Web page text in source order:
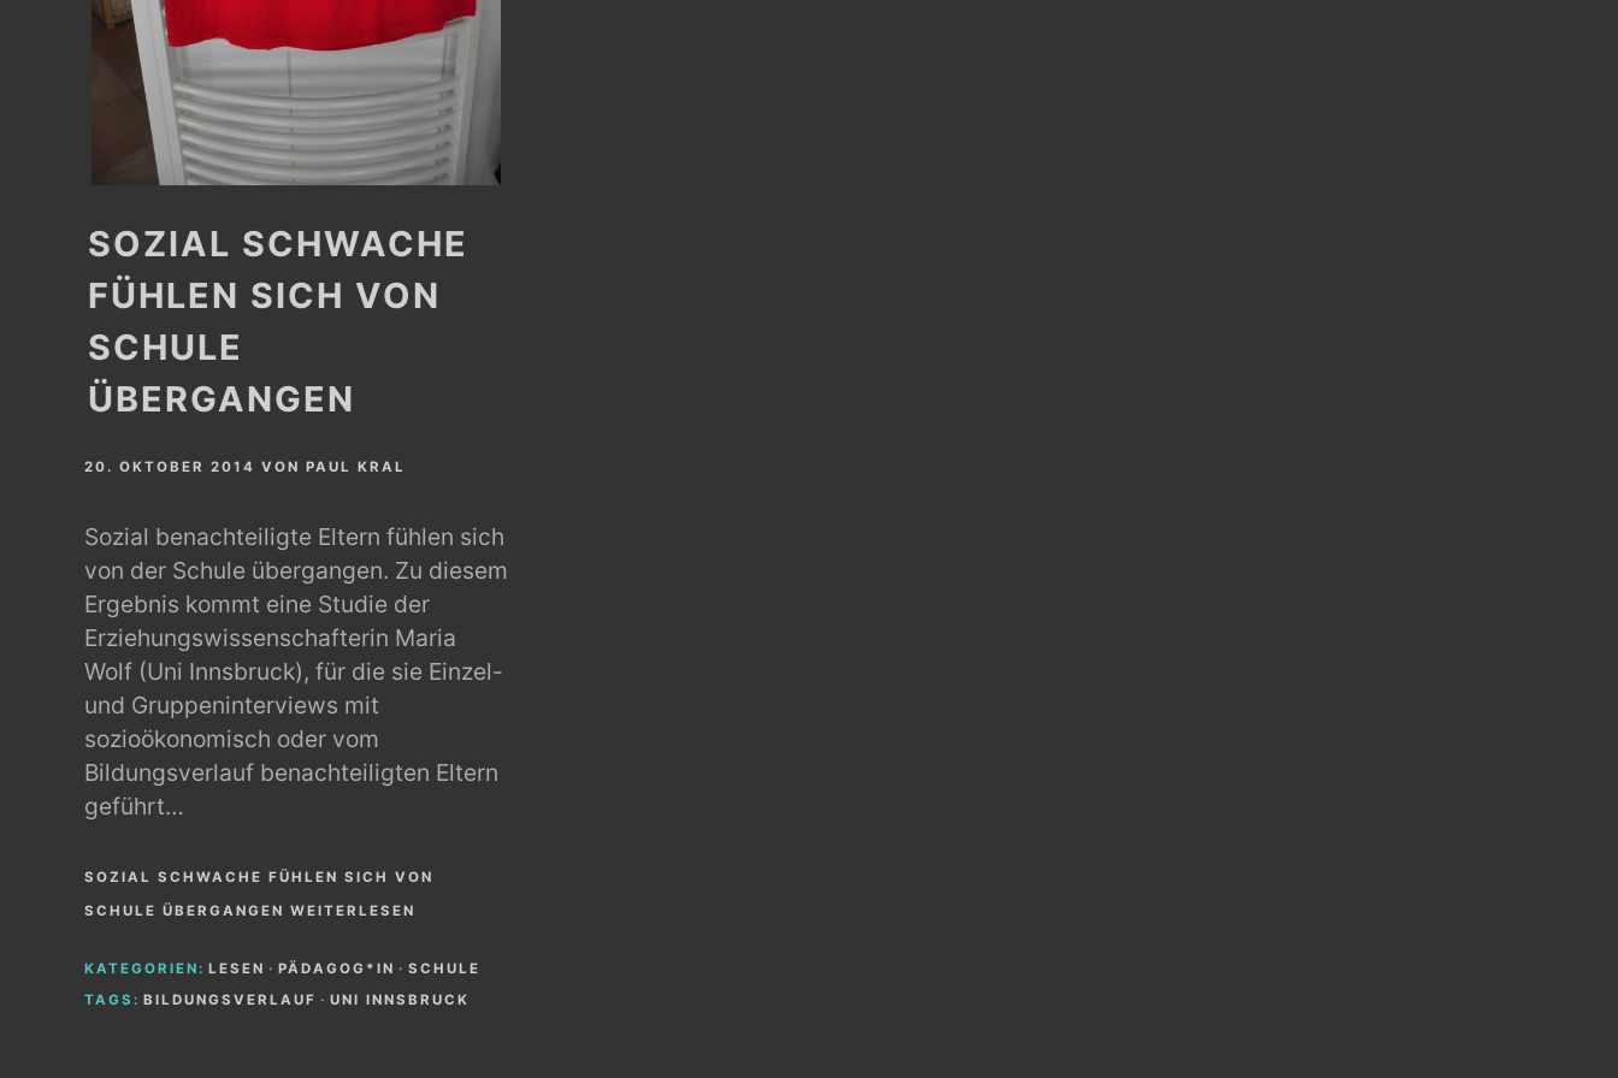
SOZIAL SCHWACHE
FÜHLEN SICH VON
SCHULE
ÜBERGANGEN
20. OKTOBER 2014 VONPAUL KRAL
Sozial benachteiligte Eltern fühlen sich
von der Schule übergangen. Zu diesem
Ergebnis kommt eine Studie der
Erziehungswissenschafterin Maria
Wolf (Uni Innsbruck), für die sie Einzel-
und Gruppeninterviews mit
sozioökonomisch oder vom
Bildungsverlauf benachteiligten Eltern
geführt…
SOZIAL SCHWACHE FÜHLEN SICH VON
SCHULE ÜBERGANGEN WEITERLESEN
KATEGORIEN: LESEN · PÄDAGOG*IN · SCHULE
TAGS: BILDUNGSVERLAUF · UNI INNSBRUCK